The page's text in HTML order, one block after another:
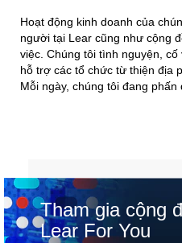
Hoạt động kinh doanh của
người tại Lear cũng như cộng
việc. Chúng tôi tình nguyện,
hỗ trợ các tổ chức từ thiện địa
Mỗi ngày, chúng tôi đang
Tham gia cộng
Lear For You